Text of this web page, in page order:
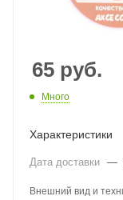
65 руб.
Много
Характеристики
Дата доставки —
Внешний вид и